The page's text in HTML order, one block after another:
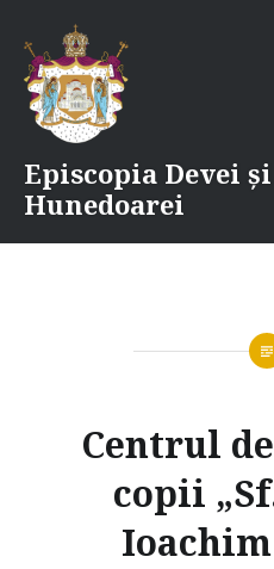
content
Episcopia Devei și
Hunedoarei
Centrul
copii